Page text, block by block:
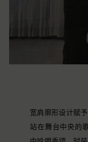
宽肩廓形设计赋
站在舞台中央的